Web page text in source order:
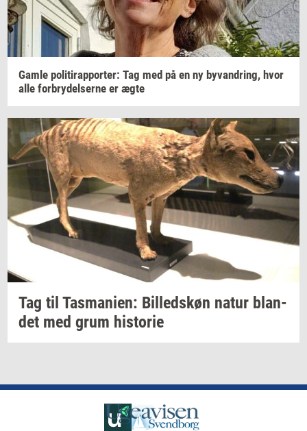
Gamle po­li­tirap­por­ter: Tag med på en ny byvan­dring, hvor
alle for­bry­del­ser­ne er ægte
Tag til Tas­ma­ni­en: Bil­leds­køn natur blan­
det med grum hi­sto­rie